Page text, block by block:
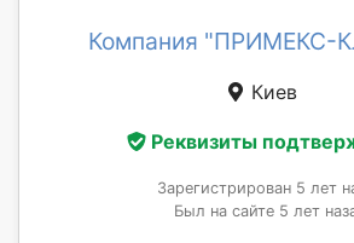
Компания "ПРИМЕКС-
Киев
Реквизиты
Зарегистрирован 5 лет
Был на сайте 5 лет